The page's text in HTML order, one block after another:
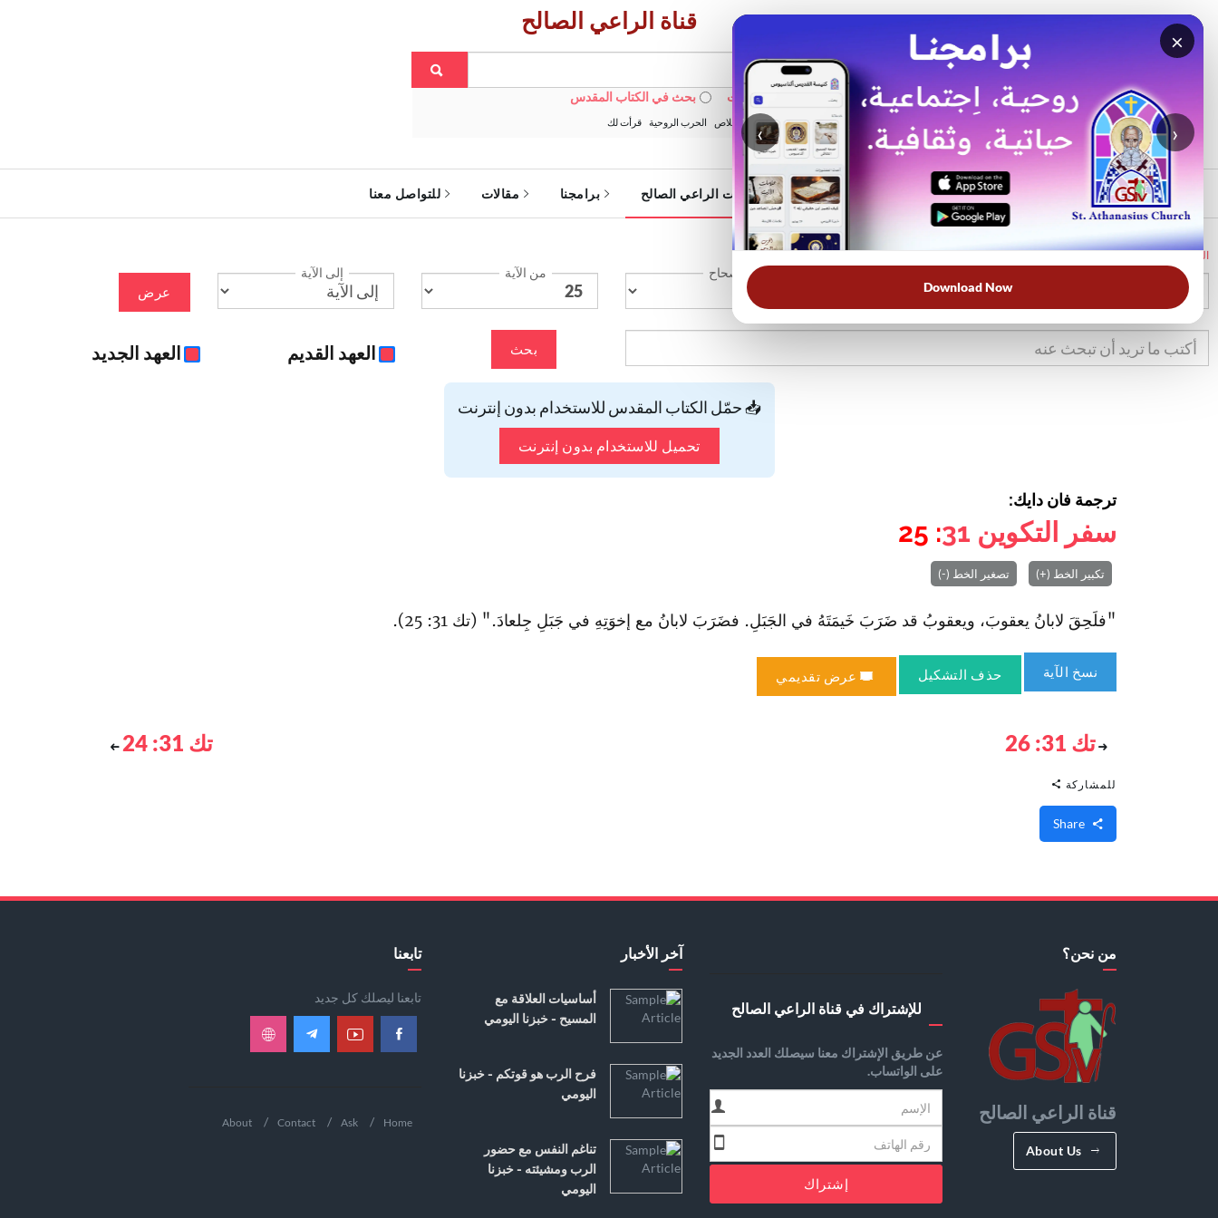
×
‹ ›
Download Now
قناة الراعي الصالح
بحث في الويبسايت بحث في الكتاب المقدس
الأكثر بحثًا: خبزنا اليومي الخلاص الحرب الروحية قرأت لك
الرئيسية خدمات الراعي الصالح برامجنا مقالات للتواصل معنا
الرئيسية
الإصحاح من الآية إلى الآية
عرض
بحث العهد القديم العهد الجديد
📥 حمّل الكتاب المقدس للاستخدام بدون إنترنت
تحميل للاستخدام بدون إنترنت
ترجمة فان دايك:
سفر التكوين 31
: 25
تكبير الخط (+) تصغير الخط (-)
"فلَحِقَ لابانُ يعقوبَ، ويعقوبُ قد ضَرَبَ خَيمَتَهُ في الجَبَلِ. فضَرَبَ لابانُ مع إخوَتِهِ في جَبَلِ جِلعادَ." (تك 31: 25).
نسخ الآية حذف التشكيل عرض تقديمي
تك 31: 26 تك 31: 24
للمشاركة
من نحن؟
قناة الراعي الصالح
About Us
للإشتراك في قناة الراعي الصالح
عن طريق الإشتراك معنا سيصلك العدد الجديد
على الواتساب.
إشتراك
آخر الأخبار
أساسيات العلاقة مع
المسيح - خبزنا اليومي
فرح الرب هو قوتكم - خبزنا
اليومي
تناغم النفس مع حضور
الرب ومشيئته - خبزنا
اليومي
تابعنا
تابعنا ليصلك كل جديد
Home
Ask
Contact
About